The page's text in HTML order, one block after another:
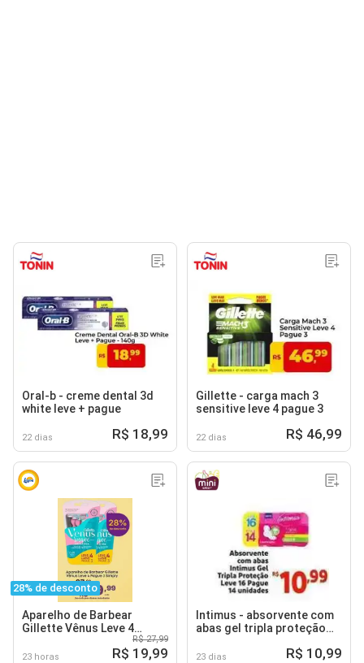
Oral-b - creme dental 3d
white leve + pague
22 dias R$ 18,99
Gillette - carga mach 3
sensitive leve 4 pague 3
22 dias R$ 46,99
28% de desconto
Aparelho de Barbear
Gillette Vênus Leve 4
23 horas
R$ 27,99
R$ 19,99
Intimus - absorvente com
abas gel tripla proteção
23 dias R$ 10,99